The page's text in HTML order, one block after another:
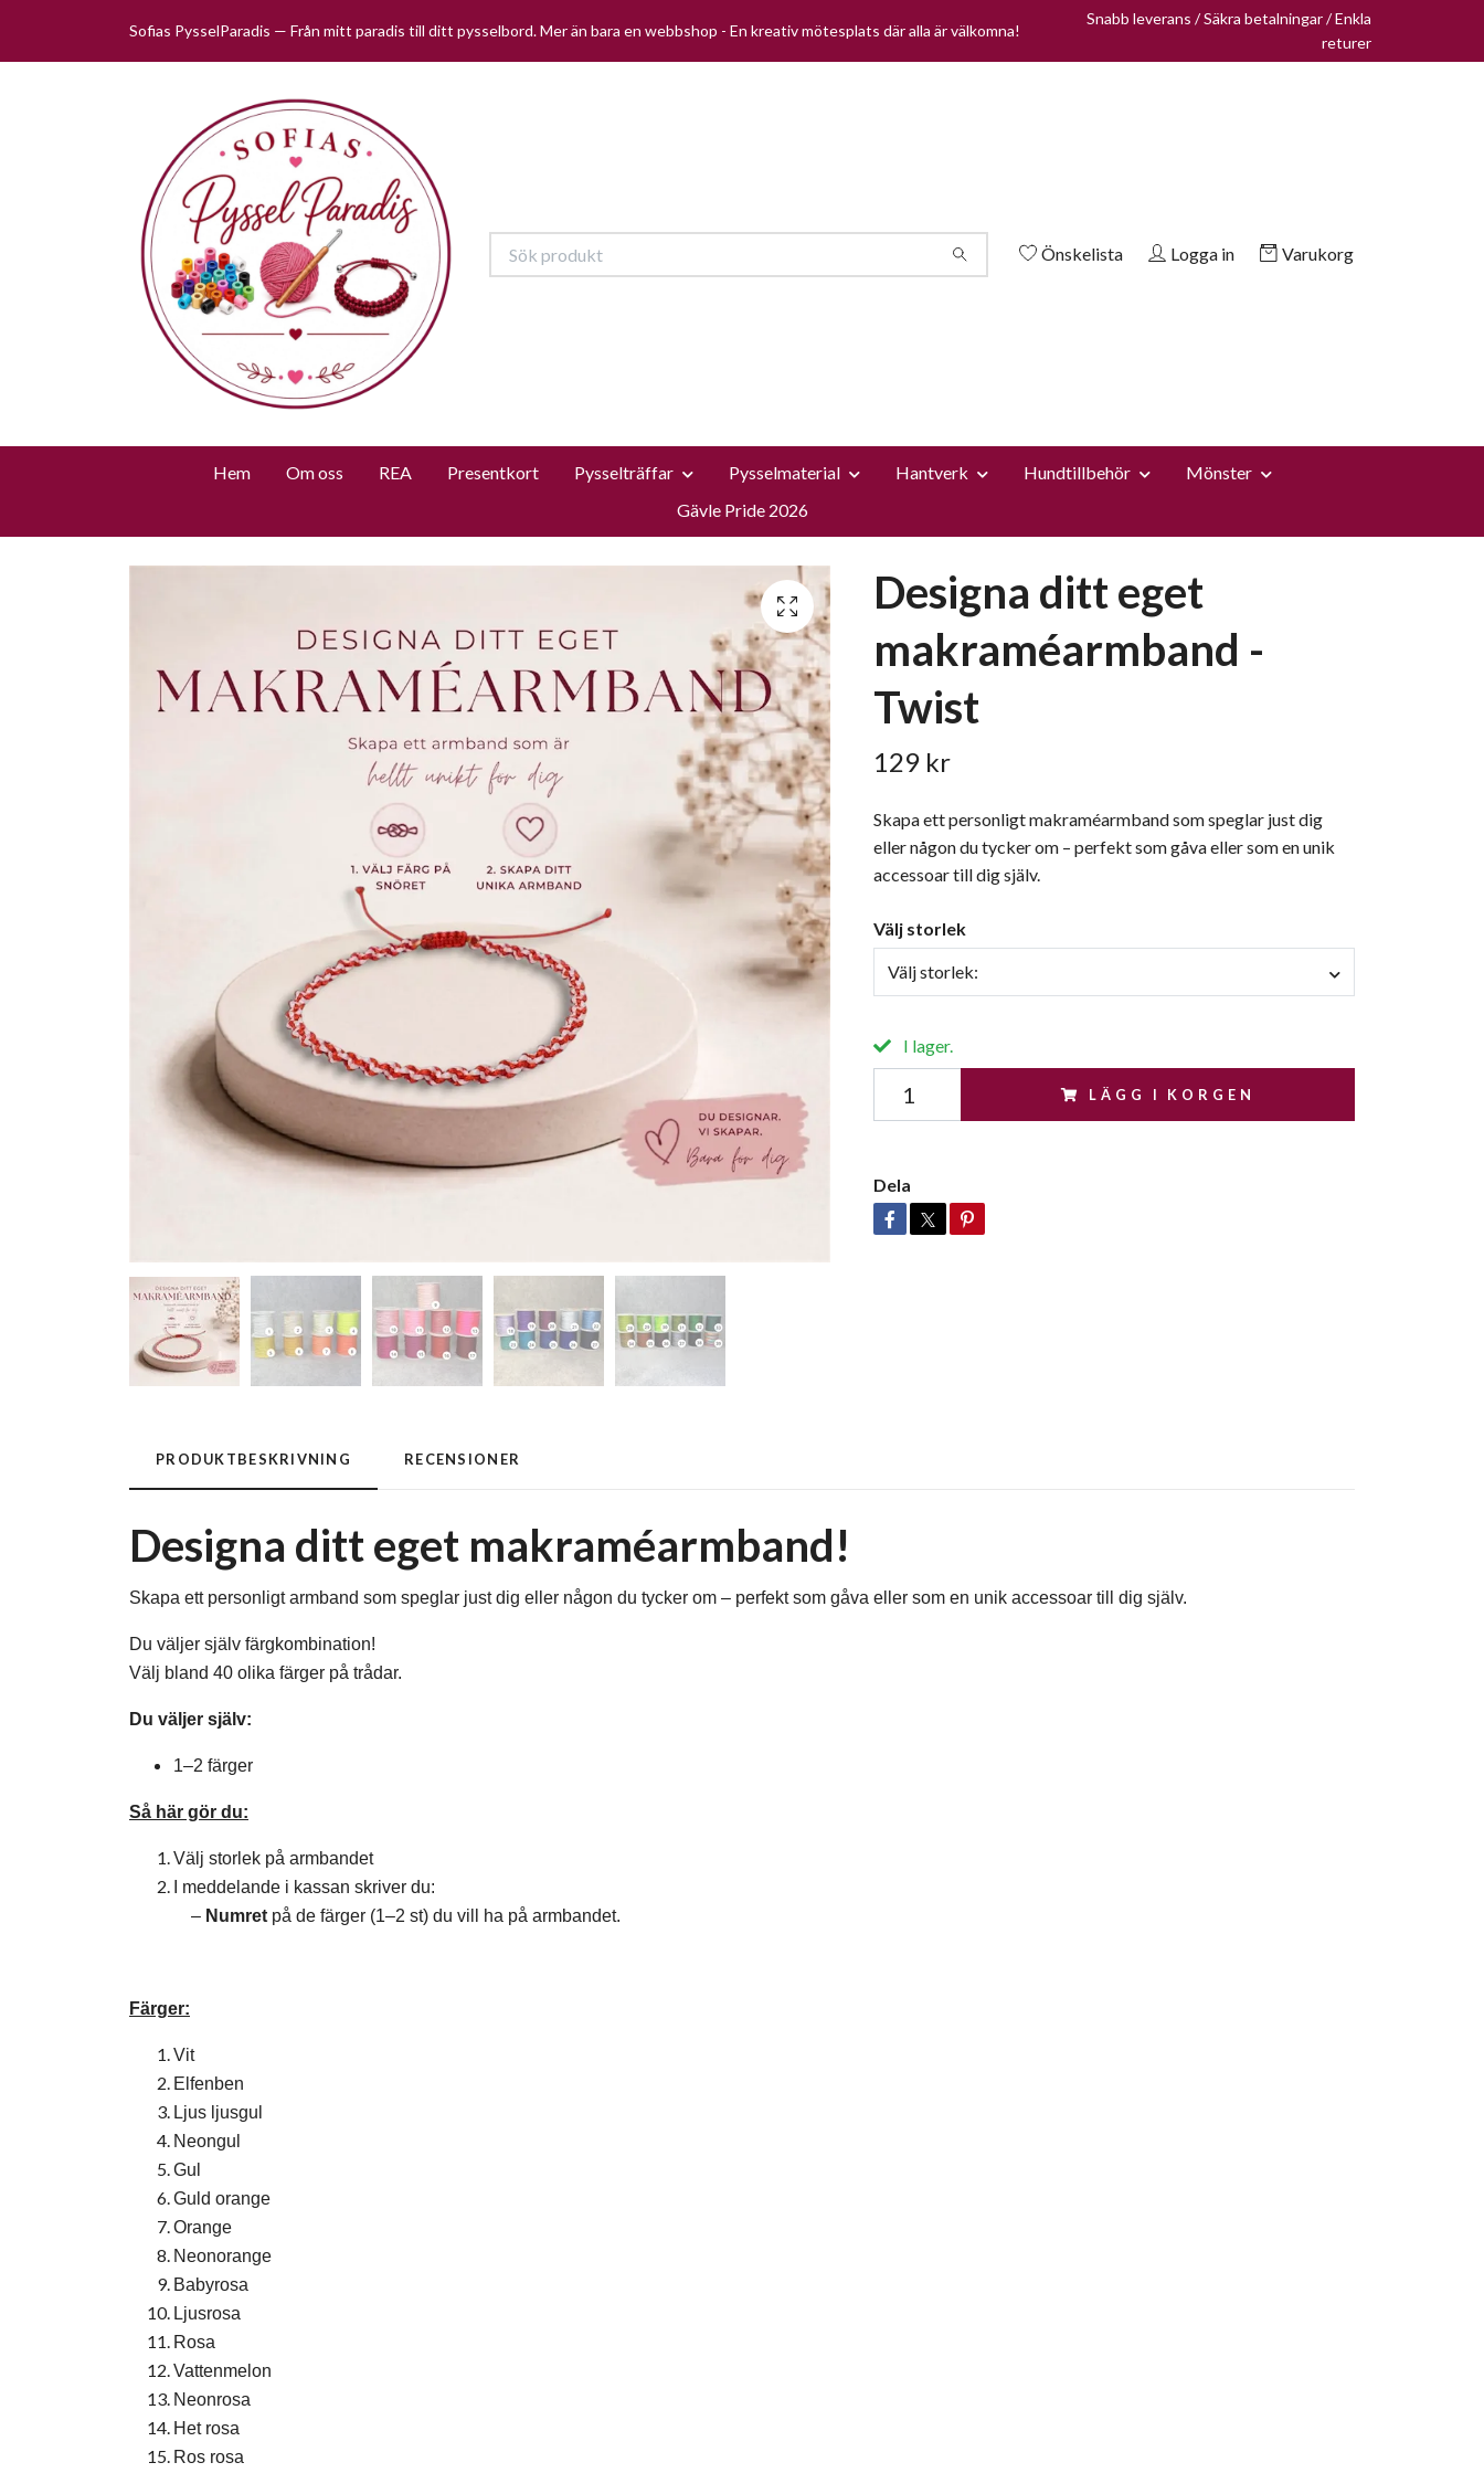
Sofias PysselParadis — Från mitt paradis till ditt pysselbord. Mer än bara en webbshop - En kreativ mötesplats där alla är välkomna!
Snabb leverans / Säkra betalningar / Enkla
returer
Önskelista Logga in Varukorg
Hem Om oss REA Presentkort Pysselträffar Pysselmaterial Hantverk Hundtillbehör
Mönster
Gävle Pride 2026
Designa ditt eget
makraméarmband -
Twist
129 kr
Skapa ett personligt makraméarmband som speglar just dig
eller någon du tycker om – perfekt som gåva eller som en unik
accessoar till dig själv.
Välj storlek
Välj storlek:
I lager.
LÄGG I KORGEN
Dela
PRODUKTBESKRIVNING RECENSIONER
Designa ditt eget makraméarmband!
Skapa ett personligt armband som speglar just dig eller någon du tycker om – perfekt som gåva eller som en unik accessoar till dig själv.
Du väljer själv färgkombination!
Välj bland 40 olika färger på trådar.
Du väljer själv:
1–2 färger
Så här gör du:
Välj storlek på armbandet
I meddelande i kassan skriver du:
– Numret på de färger (1–2 st) du vill ha på armbandet.
Färger:
Vit
Elfenben
Ljus ljusgul
Neongul
Gul
Guld orange
Orange
Neonorange
Babyrosa
Ljusrosa
Rosa
Vattenmelon
Neonrosa
Het rosa
Ros rosa